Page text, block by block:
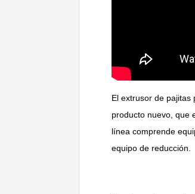
El extrusor de pajitas
producto nuevo, que
línea comprende
equipo de reducción.